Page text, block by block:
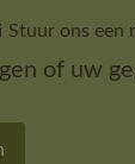
Stuur ons een
of uw